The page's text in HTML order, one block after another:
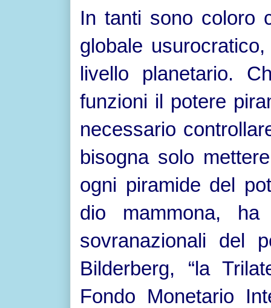
In tanti sono coloro
globale
livello planetario.
funzioni il potere
necessario
bisogna solo
ogni piramide del
dio mammona,
sovranazionali del
Bilderberg, “la
Fondo Monetario